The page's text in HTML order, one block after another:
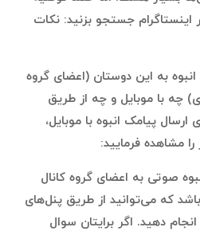
جستجو بزنید: نکات
به این دوستان (اعضای گروه
چه با موبایل و چه از طریق
پیامک انبوه با موبایل،
مشاهده فرمایید:
صوتی به اعضای گروه کانال
که می‌توانید از طریق پنل‌های
دهید. اگر برایتان سوال